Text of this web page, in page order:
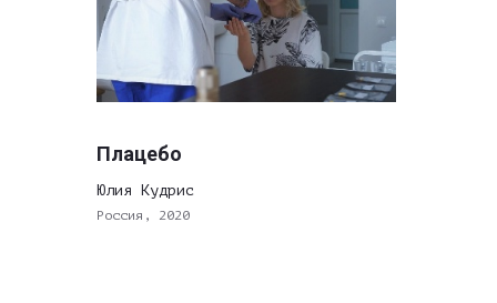
Плацебо
Юлия Кудрис
Россия, 2020